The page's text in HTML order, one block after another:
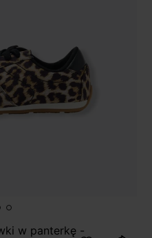
w panterkę -